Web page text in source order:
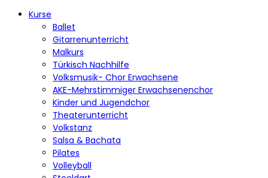
Kurse
Ballet
Gitarrenunterricht
Malkurs
Türkisch Nachhilfe
Volksmusik- Chor Erwachsene
AKE-Mehrstimmiger Erwachsenenchor
Kinder und Jugendchor
Theaterunterricht
Volkstanz
Salsa & Bachata
Pilates
Volleyball